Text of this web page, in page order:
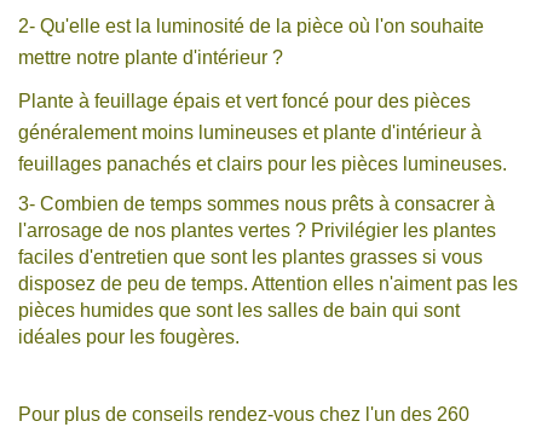
2- Qu'elle est la luminosité de la pièce où l'on souhaite
mettre notre plante d'intérieur ?
Plante à feuillage épais et vert foncé pour des pièces
généralement moins lumineuses et plante d'intérieur à
feuillages panachés et clairs pour les pièces lumineuses.
3- Combien de temps sommes nous prêts à consacrer à
l'arrosage de nos plantes vertes ? Privilégier les plantes
faciles d'entretien que sont les plantes grasses si vous
disposez de peu de temps. Attention elles n'aiment pas les
pièces humides que sont les salles de bain qui sont
idéales pour les fougères.
Pour plus de conseils rendez-vous chez l'un des 260